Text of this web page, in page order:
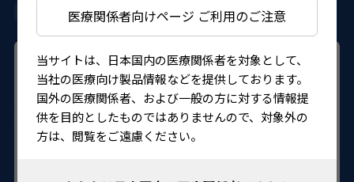
医療関係者向けページ ご利用のご注意
当サイトは、日本国内の医療関係者を対象として、
当社の医療向け製品情報などを提供しております。
国外の医療関係者、および一般の方に対する情報提
供を目的としたものではありませんので、対象外の
方は、閲覧をご遠慮ください。
4571157705897